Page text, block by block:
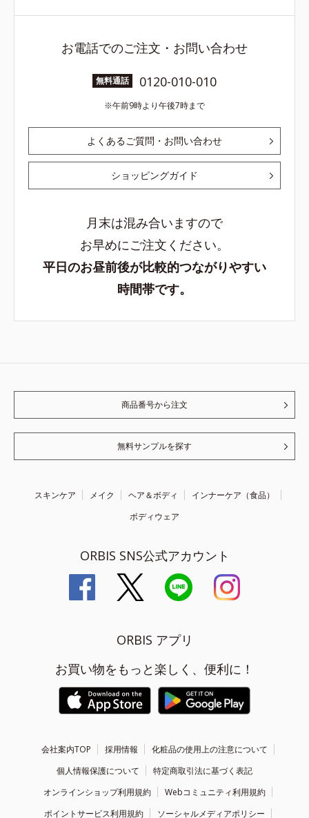
お電話でのご注文・お問い合わせ
無料通話 0120-010-010
午前9時より午後7時まで
よくあるご質問・お問い合わせ
ショッピングガイド
月末は混み合いますので
お早めにご注文ください。
平日のお昼前後が比較的つながりやすい
時間帯です。
商品番号から注文
無料サンプルを探す
スキンケア メイク ヘア＆ボディ
インナーケア（食品）
ボディウェア
ORBIS SNS公式アカウント
ORBIS アプリ
お買い物をもっと楽しく、便利に！
会社案内TOP 採用情報
化粧品の使用上の注意について
個人情報保護について
特定商取引法に基づく表記
オンラインショップ利用規約
Webコミュニティ利用規約
ポイントサービス利用規約
ソーシャルメディアポリシー